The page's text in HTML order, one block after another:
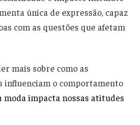
única de expressão, capaz
com as questões que afetam
mais sobre como as
influenciam o comportamento
moda impacta nossas atitudes